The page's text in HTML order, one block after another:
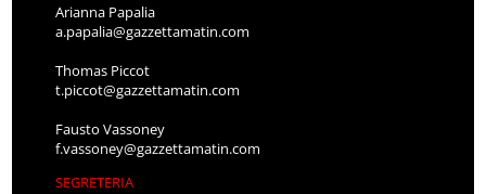
Arianna Papalia
a.papalia@gazzettamatin.com
Thomas Piccot
t.piccot@gazzettamatin.com
Fausto Vassoney
f.vassoney@gazzettamatin.com
SEGRETERIA